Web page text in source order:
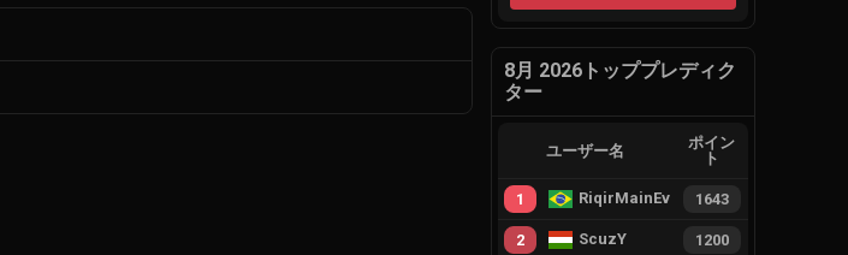
8月 2026トッププレディク
ター
ユーザー名
ポイン
ト
1 RiqirMainEvie 1643
2 ScuzY 1200